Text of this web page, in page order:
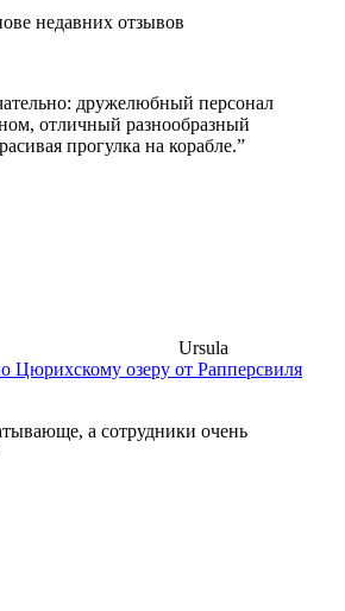
недавних отзывов
дружелюбный персонал
отличный разнообразный
прогулка на корабле.”
Ursula
Цюрихскому озеру от Рапперсвиля
а сотрудники очень